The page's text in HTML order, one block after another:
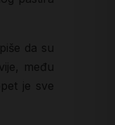
da su
među
je sve